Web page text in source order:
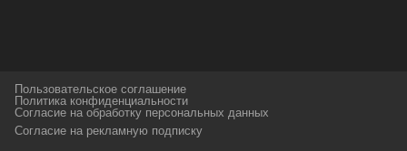
и взыскательных путешественников,
спортсменов и отдыхающих.
Пользовательское соглашение
Политика конфиденциальности
Согласие на обработку персональных данных
Согласие на рекламную подписку